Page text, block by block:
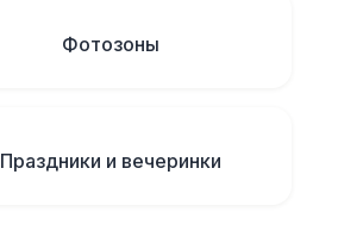
Фотозоны
Праздники и вечеринки